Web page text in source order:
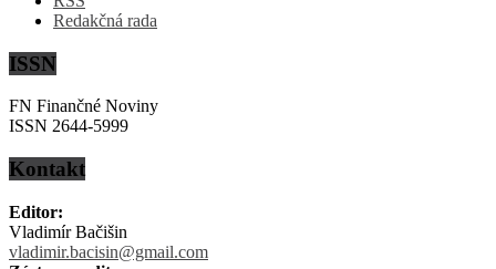
Redakčná rada
ISSN
FN Finančné Noviny
ISSN 2644-5999
Kontakt
Editor:
Vladimír Bačišin
vladimir.bacisin@gmail.com